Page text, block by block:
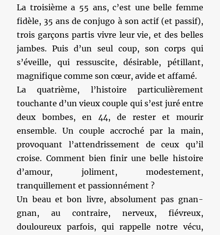
La troisième a 55 ans, c’est une belle femme
fidèle, 35 ans de conjugo à son actif (et passif),
trois garçons partis vivre leur vie, et des belles
jambes. Puis d’un seul coup, son corps qui
s’éveille, qui ressuscite, désirable, pétillant,
magnifique comme son cœur, avide et affamé.
La quatrième, l’histoire particulièrement
touchante d’un vieux couple qui s’est juré entre
deux bombes, en 44, de rester et mourir
ensemble. Un couple accroché par la main,
provoquant l’attendrissement de ceux qu’il
croise. Comment bien finir une belle histoire
d’amour, joliment, modestement,
tranquillement et passionnément ?
Un beau et bon livre, absolument pas gnan-
gnan, au contraire, nerveux, fiévreux,
douloureux parfois, qui rappelle notre vécu,